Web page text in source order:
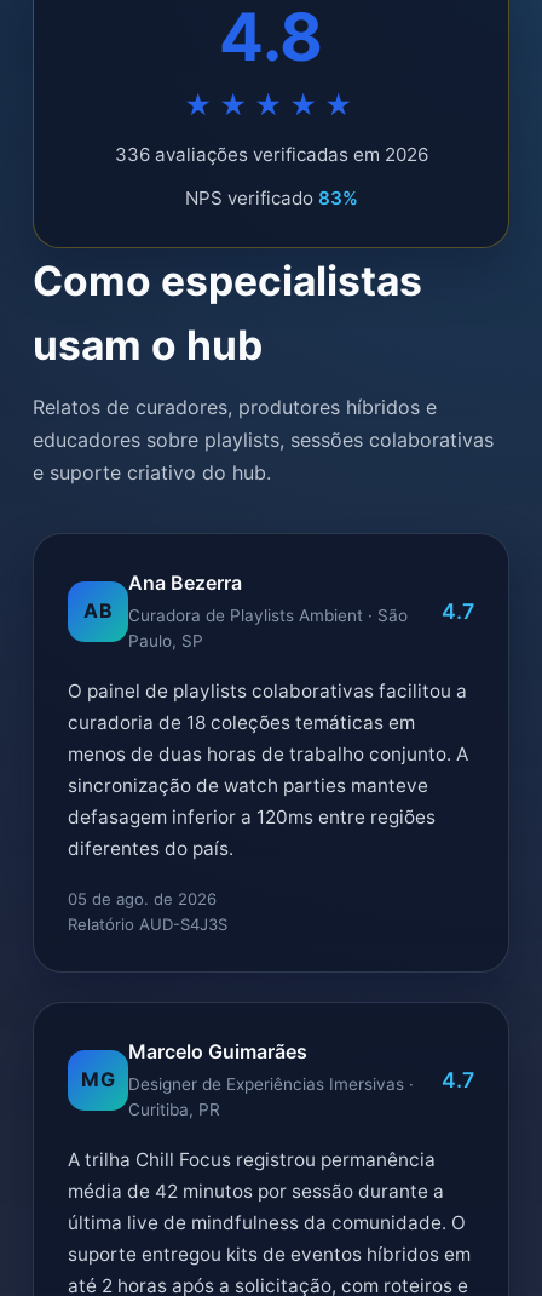
4.8
★★★★★
336 avaliações verificadas em 2026
NPS verificado 83%
Como especialistas
usam o hub
Relatos de curadores, produtores híbridos e
educadores sobre playlists, sessões colaborativas
e suporte criativo do hub.
AB
Ana Bezerra
Curadora de Playlists Ambient · São
Paulo, SP
4.7
O painel de playlists colaborativas facilitou a
curadoria de 18 coleções temáticas em
menos de duas horas de trabalho conjunto. A
sincronização de watch parties manteve
defasagem inferior a 120ms entre regiões
diferentes do país.
05 de ago. de 2026
Relatório AUD-S4J3S
MG
Marcelo Guimarães
Designer de Experiências Imersivas ·
Curitiba, PR
4.7
A trilha Chill Focus registrou permanência
média de 42 minutos por sessão durante a
última live de mindfulness da comunidade. O
suporte entregou kits de eventos híbridos em
até 2 horas após a solicitação, com roteiros e